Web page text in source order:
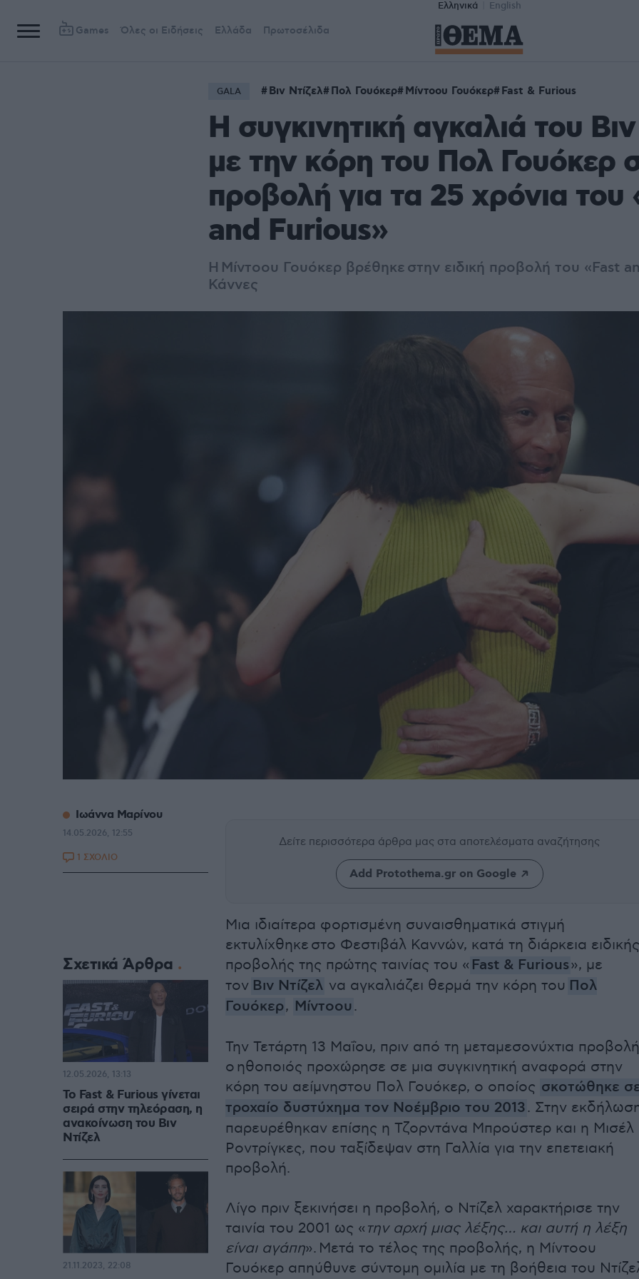
Ελληνικά English
Games Όλες οι Ειδήσεις Ελλάδα Πρωτοσέλιδα
GALA Βιν Ντίζελ Πολ Γουόκερ Μίντοου Γουόκερ Fast & Furious
Η συγκινητική αγκαλιά του
με την κόρη του Πολ Γουόκερ
προβολή για τα 25 χρόνια του
and Furious»
Η Μίντοου Γουόκερ βρέθηκε στην ειδική προβολή του «Fast
Κάννες
Δείτε περισσότερα άρθρα μας στα αποτελέσματα αναζήτησης
Add Protothema.gr on Google
Μια ιδιαίτερα φορτισμένη συναισθηματικά στιγμή
εκτυλίχθηκε στο Φεστιβάλ Καννών, κατά τη διάρκεια ειδικής
προβολής της πρώτης ταινίας του « Fast & Furious», με
τον Βιν Ντίζελ να αγκαλιάζει θερμά την κόρη του Πολ
Γουόκερ, Μίντοου.
Την Τετάρτη 13 Μαΐου, πριν από τη μεταμεσονύχτια
ο ηθοποιός προχώρησε σε μια συγκινητική αναφορά στην
κόρη του αείμνηστου Πολ Γουόκερ, ο οποίος σκοτώθηκε
τροχαίο δυστύχημα τον Νοέμβριο του 2013. Στην
παρευρέθηκαν επίσης η Τζορντάνα Μπρούστερ και η Μισέλ
Ροντρίγκες, που ταξίδεψαν στη Γαλλία για την επετειακή
προβολή.
Λίγο πριν ξεκινήσει η προβολή, ο Ντίζελ χαρακτήρισε την
ταινία του 2001 ως « την αρχή μιας λέξης… και αυτή η λέξη
είναι αγάπη». Μετά το τέλος της προβολής, η Μίντοου
Γουόκερ απηύθυνε σύντομη ομιλία με τη βοήθεια του
Ιωάννα Μαρίνου
14.05.2026, 12:55
1 ΣΧΟΛΙΟ
Σχετικά Άρθρα
Το Fast & Furious γίνεται
σειρά στην τηλεόραση, η
ανακοίνωση του Βιν
Ντίζελ
12.05.2026, 13:13
21.11.2023, 22:08